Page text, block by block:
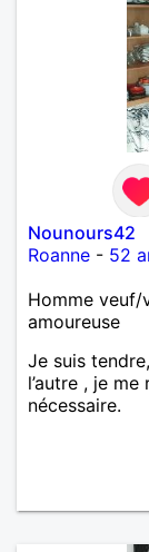
Nounours42
Roanne - 52
Homme veuf/
amoureuse
Je suis
l’autre , je
nécessaire.